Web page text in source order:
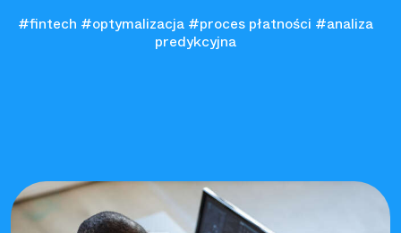
#fintech #optymalizacja #proces płatności #analiza
predykcyjna